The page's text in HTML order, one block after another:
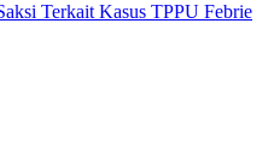
Terkait Kasus TPPU Febrie